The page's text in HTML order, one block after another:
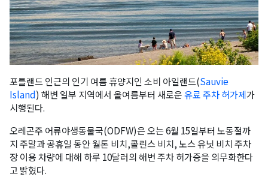
포틀랜드 인근의 인기 여름 휴양지인 소비 아일랜드(Sauvie
Island) 해변 일부 지역에서 올여름부터 새로운유료 주차 허가제가
시행된다.
오레곤주 어류야생동물국(ODFW)은 오는 6월 15일부터 노동절까
지 주말과 공휴일 동안 월톤 비치,콜린스 비치, 노스 유닛 비치 주차
장 이용 차량에 대해 하루 10달러의 해변 주차 허가증을 의무화한다
고 밝혔다.